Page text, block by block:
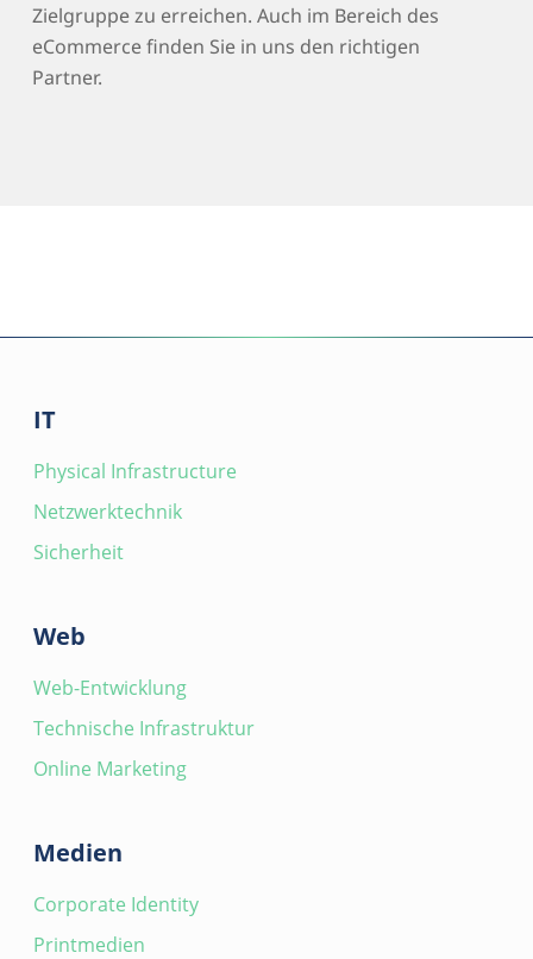
Zielgruppe zu erreichen. Auch im Bereich des
eCommerce finden Sie in uns den richtigen
Partner.
IT
Physical Infrastructure
Netzwerktechnik
Sicherheit
Web
Web-Entwicklung
Technische Infrastruktur
Online Marketing
Medien
Corporate Identity
Printmedien